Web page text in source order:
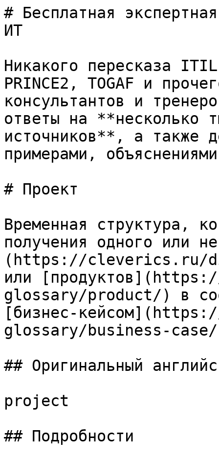
# Бесплатная
ИТ
Никакого пересказа
PRINCE2, TOGAF и
консультантов и
ответы на **несколько
источников**, а также
примерами,
# Проект
Временная структура,
получения одного или
(https://cleverics.ru/
или
glossary/product/) в
[бизнес-
glossary/business-
## Оригинальный
project
## Подробности